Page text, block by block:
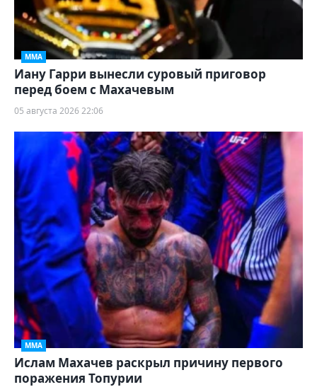
ММА
Иану Гарри вынесли суровый приговор
перед боем с Махачевым
05 августа 2026 22:06
ММА
Ислам Махачев раскрыл причину первого
поражения Топурии